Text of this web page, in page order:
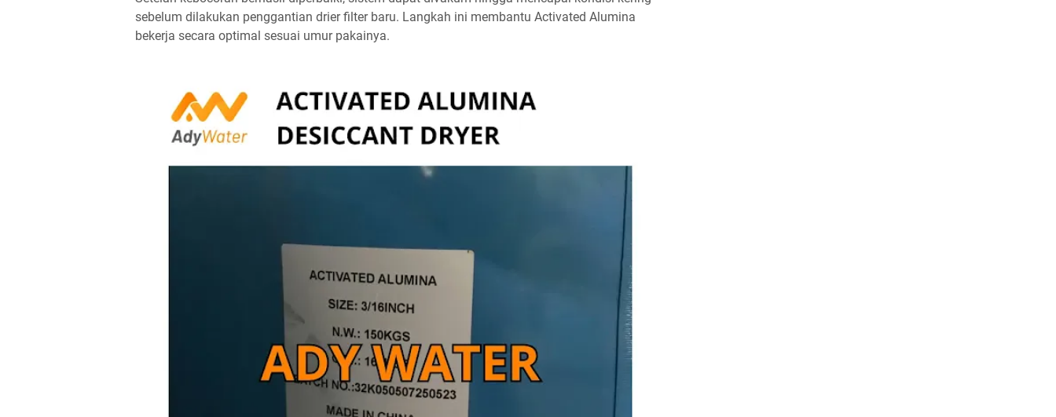
sebelum dilakukan penggantian drier filter baru. Langkah ini membantu Activated Alumina
bekerja secara optimal sesuai umur pakainya.